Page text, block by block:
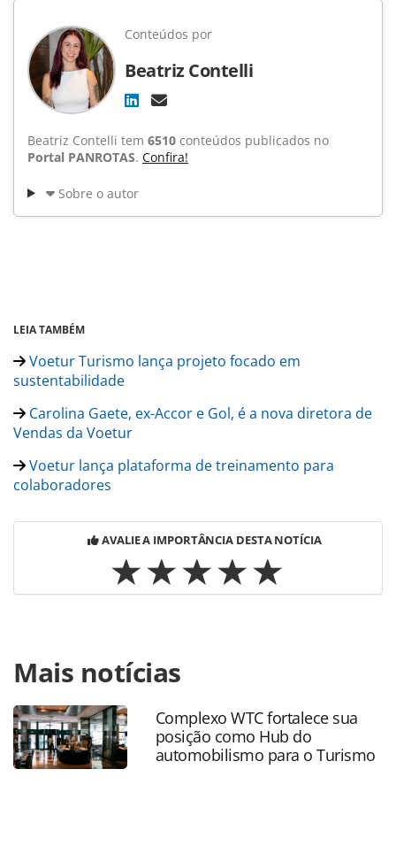
Conteúdos por
Beatriz Contelli
Beatriz Contelli tem 6510 conteúdos publicados no
Portal PANROTAS. Confira!
Sobre o autor
LEIA TAMBÉM
Voetur Turismo lança projeto focado em
sustentabilidade
Carolina Gaete, ex-Accor e Gol, é a nova diretora de
Vendas da Voetur
Voetur lança plataforma de treinamento para
colaboradores
AVALIE A IMPORTÂNCIA DESTA NOTÍCIA
https://www.panrotas.com.br/gente/movimentacao/2024/
turismo-anuncia-novo-coordenador-de-
marketing_206420.html ou as ferramentas oferecidas na
página. Todo o conteúdo produzido pela PANROTAS
Editora é protegido pela legislação brasileira sobre direito
autoral. Não reproduza o conteúdo sem autorização da
Mais notícias
Complexo WTC fortalece sua
posição como Hub do
automobilismo para o Turismo